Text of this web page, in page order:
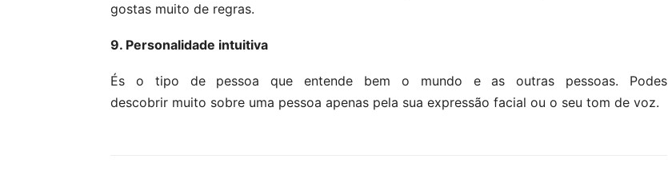
gostas muito de regras.
9. Personalidade intuitiva
És o tipo de pessoa que entende bem o mundo e as outras pessoas. Podes
descobrir muito sobre uma pessoa apenas pela sua expressão facial ou o seu tom de voz.